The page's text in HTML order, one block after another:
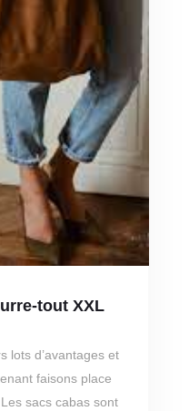
tout XXL
lots d’avantages et
faisons place
sacs cabas sont